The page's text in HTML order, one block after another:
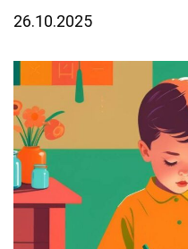
26.10.2025